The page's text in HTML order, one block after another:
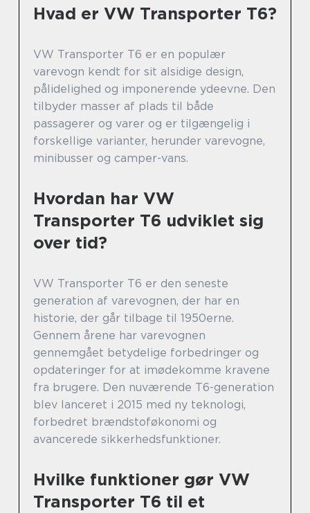
Hvad er VW Transporter T6?
VW Transporter T6 er en populær
varevogn kendt for sit alsidige design,
pålidelighed og imponerende ydeevne. Den
tilbyder masser af plads til både
passagerer og varer og er tilgængelig i
forskellige varianter, herunder varevogne,
minibusser og camper-vans.
Hvordan har VW
Transporter T6 udviklet sig
over tid?
VW Transporter T6 er den seneste
generation af varevognen, der har en
historie, der går tilbage til 1950erne.
Gennem årene har varevognen
gennemgået betydelige forbedringer og
opdateringer for at imødekomme kravene
fra brugere. Den nuværende T6-generation
blev lanceret i 2015 med ny teknologi,
forbedret brændstoføkonomi og
avancerede sikkerhedsfunktioner.
Hvilke funktioner gør VW
Transporter T6 til et